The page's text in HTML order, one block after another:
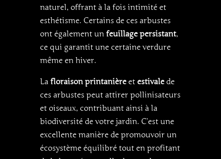
naturel, offrant à la fois intimité et
esthétisme. Certains de ces arbustes
ont également un feuillage persistant,
ce qui garantit une certaine verdure
même en hiver.
La floraison printanière et estivale de
ces arbustes peut attirer pollinisateurs
et oiseaux, contribuant ainsi à la
biodiversité de votre jardin. C’est une
excellente manière de promouvoir un
écosystème équilibré tout en profitant